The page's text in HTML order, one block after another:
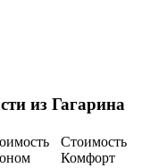
из Гагарина
Стоимость
Комфорт